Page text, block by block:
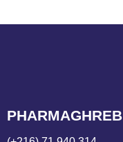
PHARMAGHREB